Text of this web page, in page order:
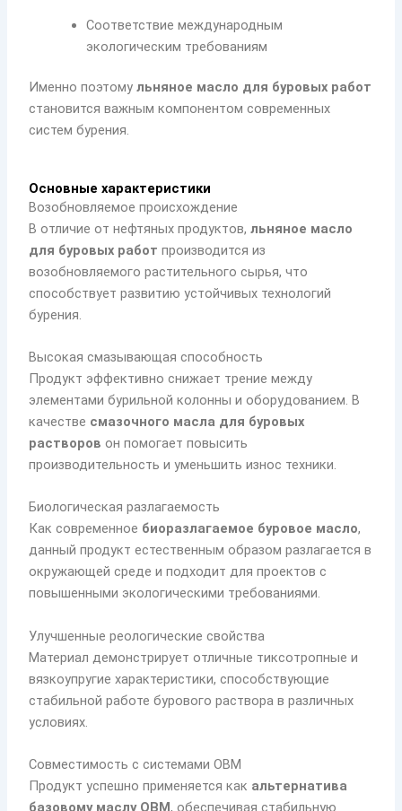
Соответствие международным
экологическим требованиям
Именно поэтомульняное масло для буровых работ
становится важным компонентом современных
систем бурения.
Основные характеристики
Возобновляемое происхождение
В отличие от нефтяных продуктов,льняное масло
для буровых работ производится из
возобновляемого растительного сырья, что
способствует развитию устойчивых технологий
бурения.
Высокая смазывающая способность
Продукт эффективно снижает трение между
элементами бурильной колонны и оборудованием. В
качестве смазочного масла для буровых
растворов он помогает повысить
производительность и уменьшить износ техники.
Биологическая разлагаемость
Как современное биоразлагаемое буровое масло,
данный продукт естественным образом разлагается в
окружающей среде и подходит для проектов с
повышенными экологическими требованиями.
Улучшенные реологические свойства
Материал демонстрирует отличные тиксотропные и
вязкоупругие характеристики, способствующие
стабильной работе бурового раствора в различных
условиях.
Совместимость с системами OBM
Продукт успешно применяется как альтернатива
базовому маслу OBM, обеспечивая стабильную